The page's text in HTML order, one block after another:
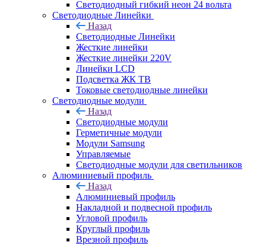
Светодиодный гибкий неон 24 вольта
Светодиодные Линейки
Назад
Светодиодные Линейки
Жесткие линейки
Жесткие линейки 220V
Линейки LCD
Подсветка ЖК ТВ
Токовые светодиодные линейки
Светодиодные модули
Назад
Светодиодные модули
Герметичные модули
Модули Samsung
Управляемые
Светодиодные модули для светильников
Алюминиевый профиль
Назад
Алюминиевый профиль
Накладной и подвесной профиль
Угловой профиль
Круглый профиль
Врезной профиль